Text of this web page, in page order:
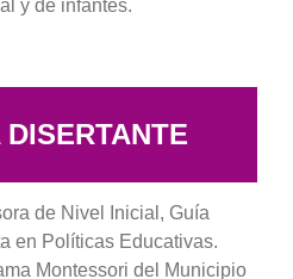
y de infantes.
de Nivel Inicial, Guía
en Políticas Educativas.
Montessori del Municipio